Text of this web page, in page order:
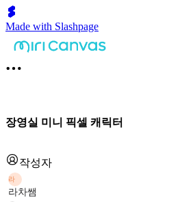
Made with Slashpage
장영실 미니 픽셀 캐릭터
작성자
라
라차쌤